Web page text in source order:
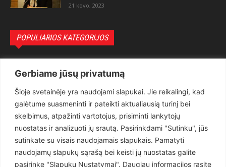
Gerbiame jūsų privatumą
Šioje svetainėje yra naudojami slapukai. Jie reikalingi, kad
galėtume suasmeninti ir pateikti aktualiausią turinį bei
skelbimus, atpažinti vartotojus, prisiminti lankytojų
nuostatas ir analizuoti jų srautą. Pasirinkdami "Sutinku", jūs
sutinkate su visais naudojamais slapukais. Pamatyti
naudojamų slapukų sąrašą bei keisti jų nuostatas galite
pasirinkę "Slapukų Nustatymai". Daugiau informacijos rasite
21 kovo, 2023
POPULIARIOS KATEGORIJOS
Teisėsauga
1497
Aktualu
Lietuva
619
Pasaulis
Статьи на русском